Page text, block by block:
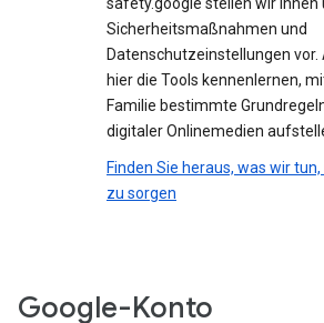
Sicherheitsmaßnahmen und
Datenschutzeinstellungen
hier die Tools kennenlernen,
Familie bestimmte
digitaler Onlinemedien
Finden Sie heraus, was wir
zu sorgen
Google-Konto